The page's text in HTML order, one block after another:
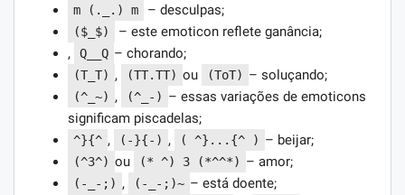
m (._.) m – desculpas;
($_$)
– este emoticon reflete ganância;
,
Q__Q – chorando;
(T_T) , (TT.TT) ou (ToT) – soluçando;
(^_~) , (^_-) – essas variações de emoticons
significam piscadelas;
^}{^ , (-}{-) , ( ^}...{^ ) – beijar;
(^3^) ou (* ^) 3 (*^^*) – amor;
(-_-;) , (-_-;)~ – está doente;